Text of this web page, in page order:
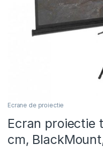
Ecrane de proiectie
Ecran proiectie
cm,